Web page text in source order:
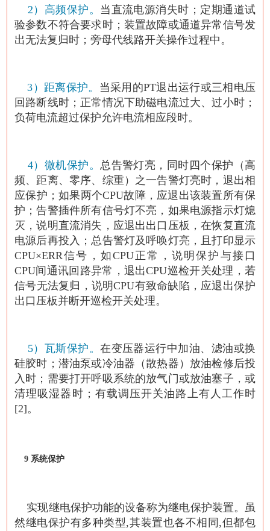
2）高频保护。 当直流电源消失时；定期通道试
验参数不符合要求时；装置故障或通道异常信号发
出无法复归时；旁母代线路开关操作过程中。
3）距离保护。 当采用的PT退出运行或三相电压
回路断线时；正常情况下助磁电流过大、过小时；
负荷电流超过保护允许电流相应段时。
4）微机保护。总告警灯亮，同时四个保护（高
频、距离、零序、综重）之一告警灯亮时，退出相
应保护；如果两个CPU故障，应退出该装置所有保
护；告警插件所有信号灯不亮，如果电源指示灯熄
灭，说明直流消失，应退出出口压板，在恢复直流
电源后再投入；总告警灯及呼唤灯亮，且打印显示
CPU×ERR信号，如CPU正常，说明保护与接口
CPU间通讯回路异常，退出CPU巡检开关处理，若
信号无法复归，说明CPU有致命缺陷，应退出保护
出口压板并断开巡检开关处理。
5）瓦斯保护。在变压器运行中加油、滤油或换
硅胶时；潜油泵或冷油器（散热器）放油检修后投
入时；需要打开呼吸系统的放气门或放油塞子，或
清理吸湿器时；有载调压开关油路上有人工作时
[2]。
9 系统保护
实现继电保护功能的设备称为继电保护装置。虽
然继电保护有多种类型,其装置也各不相同,但都包